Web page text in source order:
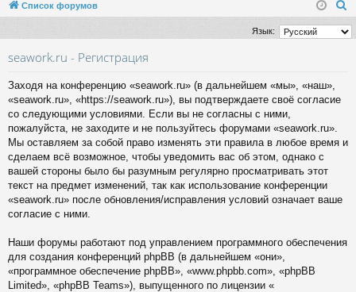
ы
и
ум д ис
тр
Список форумов
и
Язык:
seawork.ru - Регистрация
Заходя на конференцию «seawork.ru» (в дальнейшем «мы», «наш»,
«seawork.ru», «https://seawork.ru»), вы подтверждаете своё согласие
со следующими условиями. Если вы не согласны с ними,
пожалуйста, не заходите и не пользуйтесь форумами «seawork.ru».
Мы оставляем за собой право изменять эти правила в любое время и
сделаем всё возможное, чтобы уведомить вас об этом, однако с
вашей стороны было бы разумным регулярно просматривать этот
текст на предмет изменений, так как использование конференции
«seawork.ru» после обновления/исправления условий означает ваше
согласие с ними.
Наши форумы работают под управлением программного обеспечения
для создания конференций phpBB (в дальнейшем «они»,
«программное обеспечение phpBB», «www.phpbb.com», «phpBB
Limited», «phpBB Teams»), выпущенного по лицензии «